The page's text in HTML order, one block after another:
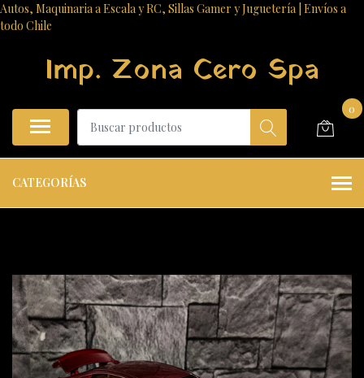
Autos, Maquinaria a Escala y RC, Sillas Gamer y Juguetería | Envíos a
todo Chile
Imp. Zona Cero Spa
0
CATEGORÍAS